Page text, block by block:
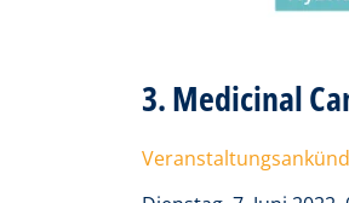
3. Medicinal